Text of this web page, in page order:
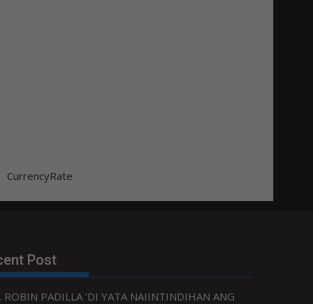
CurrencyRate
Post
ROBIN PADILLA ‘DI YATA NAIINTINDIHAN ANG